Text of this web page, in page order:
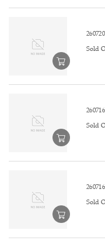
Sold
Sold
Sold